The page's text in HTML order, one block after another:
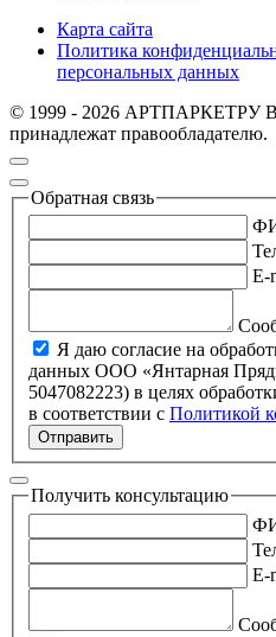
Карта сайта
Политика
персональных данных
© 1999 - 2026 АРТПАРКЕТРУ
принадлежат правообладателю.
Обратная связь
E-
Я даю согласие на
данных ООО «Янтарная
5047082223) в целях обработки запроса и обратной связи,
в соответствии с Политикой
Отправить
Получить консультацию
E-